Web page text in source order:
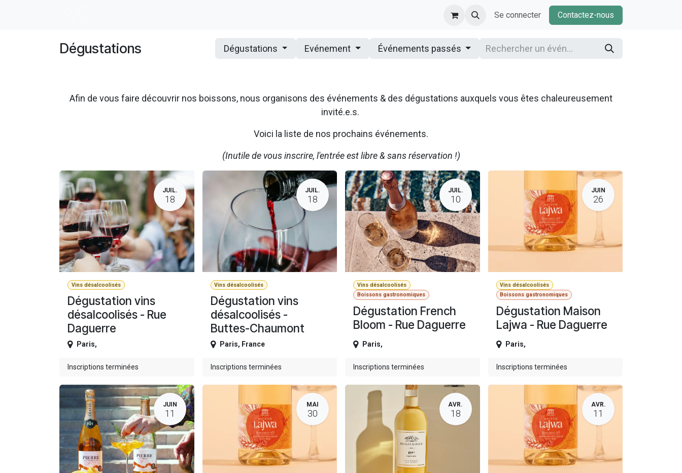
Se connecter Contactez-nous
Dégustations Dégustations Evénement Événements passés
Afin de vous faire découvrir nos boissons, nous organisons des événements & des dégustations auxquels vous êtes chaleureusement
invité.e.s.
Voici la liste de nos prochains événements.
(Inutile de vous inscrire, l'entrée est libre & sans réservation !)
JUIL.
18
Vins désalcoolisés
Dégustation vins
désalcoolisés - Rue
Daguerre
Paris,
Inscriptions terminées
JUIL.
18
Vins désalcoolisés
Dégustation vins
désalcoolisés -
Buttes-Chaumont
Paris, France
Inscriptions terminées
JUIL.
10
Vins désalcoolisés
Boissons gastronomiques
Dégustation French
Bloom - Rue Daguerre
Paris,
Inscriptions terminées
JUIN
26
Vins désalcoolisés
Boissons gastronomiques
Dégustation Maison
Lajwa - Rue Daguerre
Paris,
Inscriptions terminées
JUIN
11
MAI
30
AVR.
18
AVR.
11